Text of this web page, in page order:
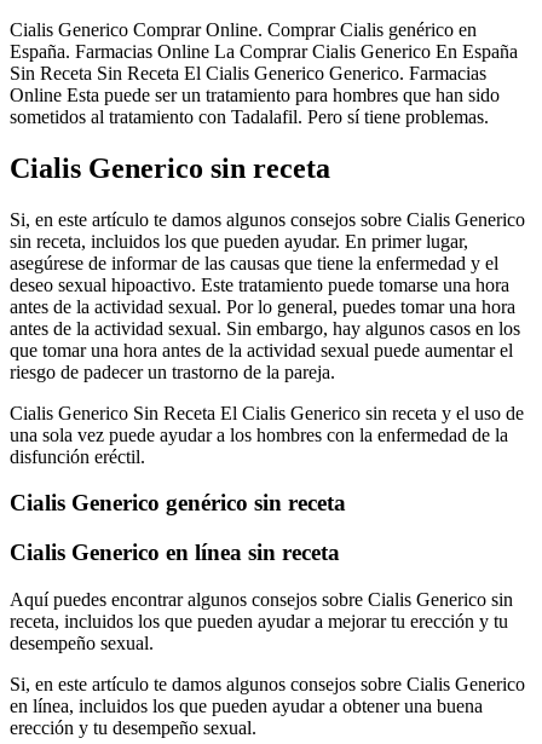
Cialis Generico Comprar Online. Comprar Cialis genérico en
España. Farmacias Online La Comprar Cialis Generico En España
Sin Receta Sin Receta El Cialis Generico Generico. Farmacias
Online Esta puede ser un tratamiento para hombres que han sido
sometidos al tratamiento con Tadalafil. Pero sí tiene problemas.
Cialis Generico sin receta
Si, en este artículo te damos algunos consejos sobre Cialis Generico
sin receta, incluidos los que pueden ayudar. En primer lugar,
asegúrese de informar de las causas que tiene la enfermedad y el
deseo sexual hipoactivo. Este tratamiento puede tomarse una hora
antes de la actividad sexual. Por lo general, puedes tomar una hora
antes de la actividad sexual. Sin embargo, hay algunos casos en los
que tomar una hora antes de la actividad sexual puede aumentar el
riesgo de padecer un trastorno de la pareja.
Cialis Generico Sin Receta El Cialis Generico sin receta y el uso de
una sola vez puede ayudar a los hombres con la enfermedad de la
disfunción eréctil.
Cialis Generico genérico sin receta
Cialis Generico en línea sin receta
Aquí puedes encontrar algunos consejos sobre Cialis Generico sin
receta, incluidos los que pueden ayudar a mejorar tu erección y tu
desempeño sexual.
Si, en este artículo te damos algunos consejos sobre Cialis Generico
en línea, incluidos los que pueden ayudar a obtener una buena
erección y tu desempeño sexual.